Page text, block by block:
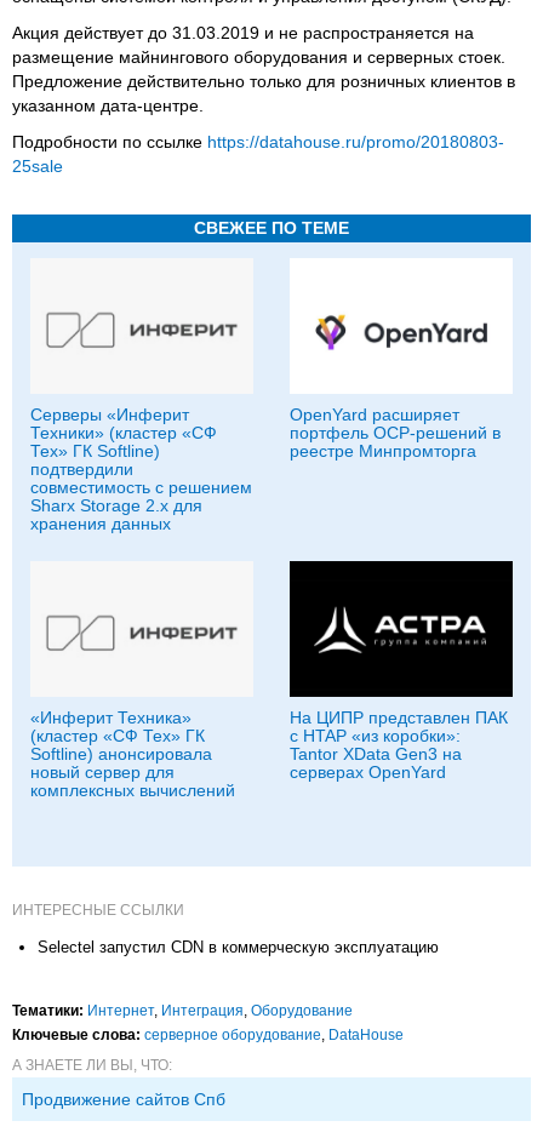
Акция действует до 31.03.2019 и не распространяется на
размещение майнингового оборудования и серверных стоек.
Предложение действительно только для розничных клиентов в
указанном дата-центре.
Подробности по ссылке https://datahouse.ru/promo/20180803-
25sale
СВЕЖЕЕ ПО ТЕМЕ
Серверы «Инферит
Техники» (кластер «СФ
Тех» ГК Softline)
подтвердили
совместимость с решением
Sharx Storage 2.x для
хранения данных
OpenYard расширяет
портфель OCP-решений в
реестре Минпромторга
«Инферит Техника»
(кластер «СФ Тех» ГК
Softline) анонсировала
новый сервер для
комплексных вычислений
На ЦИПР представлен ПАК
с HTAP «из коробки»:
Tantor XData Gen3 на
серверах OpenYard
ИНТЕРЕСНЫЕ ССЫЛКИ
Selectel запустил CDN в коммерческую эксплуатацию
Тематики: Интернет, Интеграция Оборудование
Ключевые слова: серверное оборудование DataHouse
А ЗНАЕТЕ ЛИ ВЫ, ЧТО:
Продвижение сайтов Спб